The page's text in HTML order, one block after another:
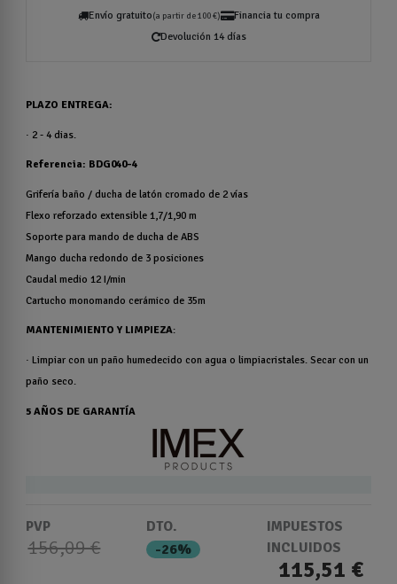
Envío gratuito(a partir de 100 €)
Financia tu compra
Devolución 14 días
PLAZO ENTREGA:
· 2 - 4 dias.
Referencia: BDG040-4
Grifería baño / ducha de latón cromado de 2 vías
Flexo reforzado extensible 1,7/1,90 m
Soporte para mando de ducha de ABS
Mango ducha redondo de 3 posiciones
Caudal medio 12 I/min
Cartucho monomando cerámico de 35m
MANTENIMIENTO Y LIMPIEZA:
· Limpiar con un paño humedecido con agua o limpiacristales. Secar con un
paño seco.
5 AÑOS DE GARANTÍA
PVP
156,09 €
DTO.
-26%
IMPUESTOS
INCLUIDOS
115,51 €